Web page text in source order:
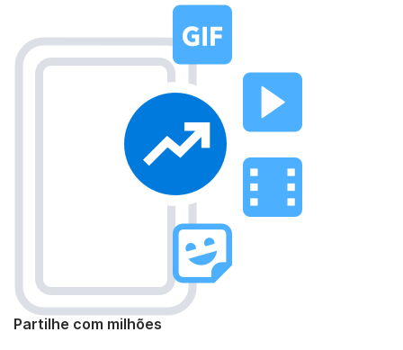
Partilhe com milhões